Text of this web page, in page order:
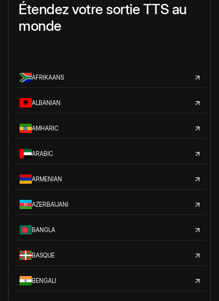
Étendez votre sortie TTS au
monde
AFRIKAANS
ALBANIAN
AMHARIC
ARABIC
ARMENIAN
AZERBAIJANI
BANGLA
BASQUE
BENGALI